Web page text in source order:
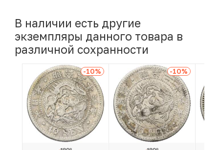
В наличии есть другие
экземпляры данного товара в
различной сохранности
-10% -10%